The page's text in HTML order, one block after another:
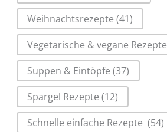
Weihnachtsrezepte (41)
Vegetarische & vegane Rezepte
Suppen & Eintöpfe (37)
Spargel Rezepte (12)
Schnelle einfache Rezepte (54)